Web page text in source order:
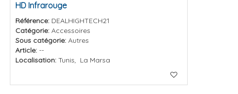
HD Infrarouge
Référence: DEALHIGHTECH21
Catégorie: Accessoires
Sous catégorie: Autres
Article: --
Localisation: Tunis, La Marsa